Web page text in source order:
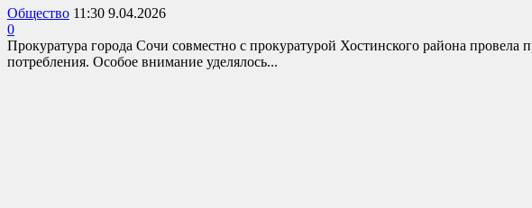
Общество 11:30 9.04.2026
0
Прокуратура города Сочи совместно с прокуратурой Хостинского района провела
потребления. Особое внимание уделялось...